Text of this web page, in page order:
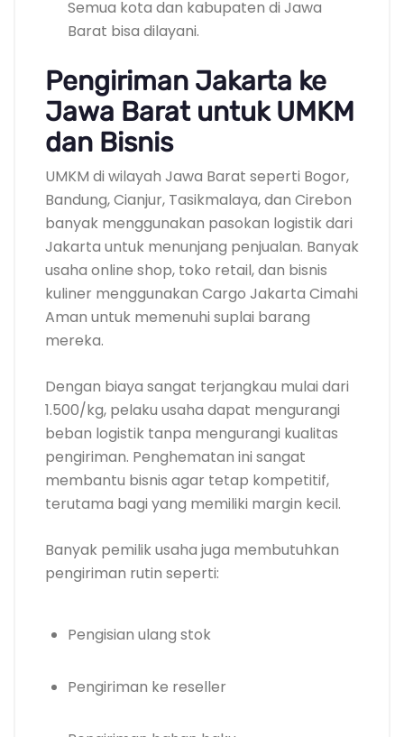
Semua kota dan kabupaten di Jawa
Barat bisa dilayani.
Pengiriman Jakarta ke
Jawa Barat untuk UMKM
dan Bisnis
UMKM di wilayah Jawa Barat seperti Bogor,
Bandung, Cianjur, Tasikmalaya, dan Cirebon
banyak menggunakan pasokan logistik dari
Jakarta untuk menunjang penjualan. Banyak
usaha online shop, toko retail, dan bisnis
kuliner menggunakan Cargo Jakarta Cimahi
Aman untuk memenuhi suplai barang
mereka.
Dengan biaya sangat terjangkau mulai dari
1.500/kg, pelaku usaha dapat mengurangi
beban logistik tanpa mengurangi kualitas
pengiriman. Penghematan ini sangat
membantu bisnis agar tetap kompetitif,
terutama bagi yang memiliki margin kecil.
Banyak pemilik usaha juga membutuhkan
pengiriman rutin seperti:
Pengisian ulang stok
Pengiriman ke reseller